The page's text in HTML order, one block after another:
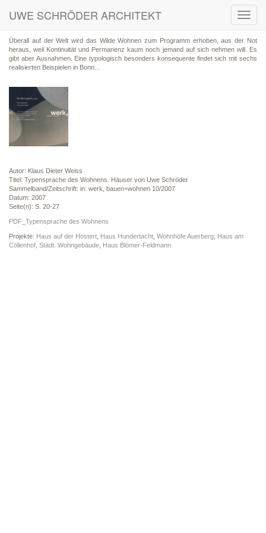
UWE SCHRÖDER ARCHITEKT
Überall auf der Welt wird das Wilde Wohnen zum Programm erhoben, aus der Not
heraus, weil Kontinuität und Permanenz kaum noch jemand auf sich nehmen will. Es
gibt aber Ausnahmen. Eine typologisch besonders konsequente findet sich mit sechs
realisierten Beispielen in Bonn...
Autor: Klaus Dieter Weiss
Titel: Typensprache des Wohnens. Häuser von Uwe Schröder
Sammelband/Zeitschrift: in: werk, bauen+wohnen 10/2007
Datum: 2007
Seite(n): S. 20-27
PDF_Typensprache des Wohnens
Projekte: Haus auf der Hostert Haus Hundertacht Wohnhöfe Auerberg Haus am
Cöllenhof Städt. Wohngebäude Haus Blömer-Feldmann